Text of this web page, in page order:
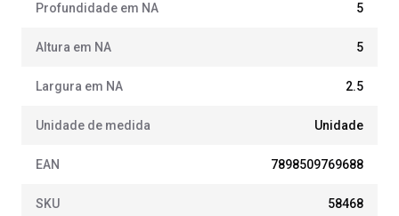
Profundidade em NA 5
Altura em NA 5
Largura em NA 2.5
Unidade de medida Unidade
EAN 7898509769688
SKU 58468